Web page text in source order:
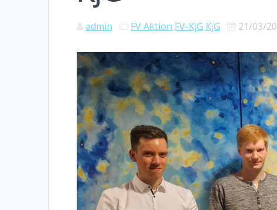
admin FV Aktion FV-KjG KjG 21/03/